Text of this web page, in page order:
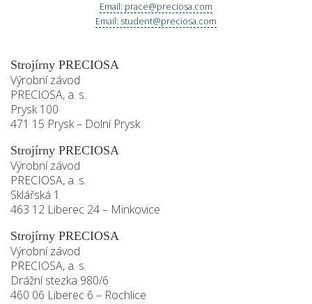
Email: prace@preciosa.com
Email: student@preciosa.com
Strojírny PRECIOSA
Výrobní závod
PRECIOSA, a. s.
Prysk 100
471 15 Prysk – Dolní Prysk
Strojírny PRECIOSA
Výrobní závod
PRECIOSA, a. s.
Sklářská 1
463 12 Liberec 24 – Minkovice
Strojírny PRECIOSA
Výrobní závod
PRECIOSA, a. s.
Drážní stezka 980/6
460 06 Liberec 6 – Rochlice